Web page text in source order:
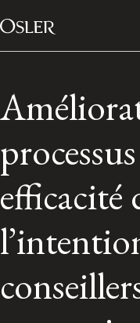
Skip to content
Main
Alumni Network
efficacité